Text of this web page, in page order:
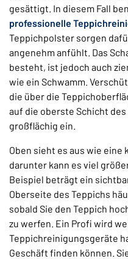
gesättigt. In diesem Fall
professionelle
Teppichpolster sorgen
angenehm anfühlt. Das
besteht, ist jedoch auch
wie ein Schwamm.
die über die
auf die oberste Schicht
großflächig ein.
Oben sieht es aus wie
darunter kann es viel
Beispiel beträgt ein
Oberseite des Teppichs
sobald Sie den Teppich
zu werfen. Ein Profi wird
Teppichreinigungsgeräte
Geschäft finden können.